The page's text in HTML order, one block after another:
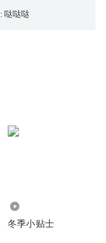
: 哒哒哒
冬季小贴士